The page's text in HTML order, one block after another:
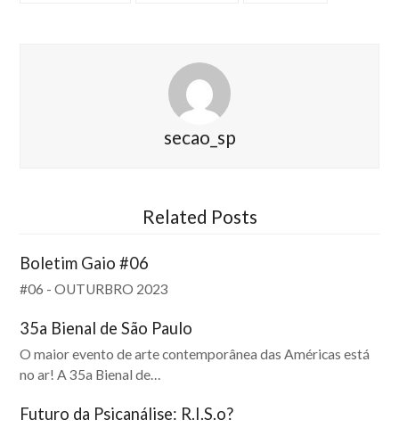
secao_sp
Related Posts
Boletim Gaio #06
#06 - OUTURBRO 2023
35a Bienal de São Paulo
O maior evento de arte contemporânea das Américas está
no ar! A 35a Bienal de…
Futuro da Psicanálise: R.I.S.o?